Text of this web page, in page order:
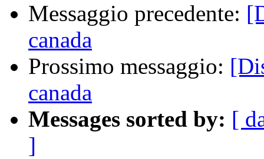
Messaggio precedente:
canada
Prossimo messaggio:
canada
Messages sorted by: [
]